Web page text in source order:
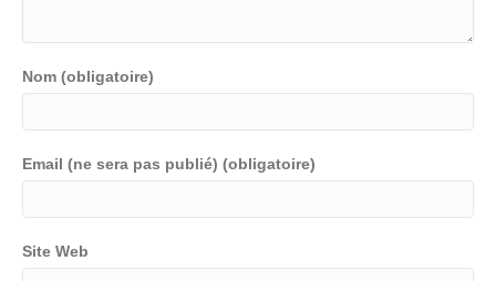
Nom (obligatoire)
Email (ne sera pas publié) (obligatoire)
Site Web